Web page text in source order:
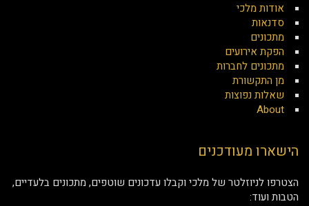
אודות מלכי
סדנאות
מתכונים
הפקת אירועים
מתכונים לחברות
מן התקשורת
שאלות נפוצות
About
הישארו מעודכנים
הצטרפו לניוזלטר של מלכי וקבלו עדכונים שוטפים, מתכונים בלעדיים,
הטבות ועוד: